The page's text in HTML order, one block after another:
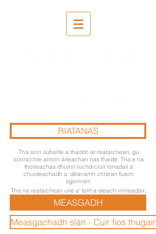
RIATANAS
Tha sinn sùbailte a thaobh ar reataichean, gu
sònraichte airson àiteachan nas fhaide. Tha e na
thoileachas dhuinn luchd-ciùil ionadail a
chuideachadh a’ dèanamh chlàran fuaim
sgoinneil.
Tha na reataichean uile a’ toirt a-steach innleadair.
MEASGADH
Measgachadh slàn - Cuir fios